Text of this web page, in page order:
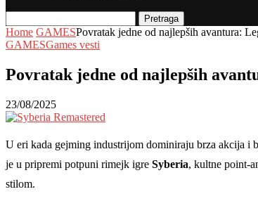
Pretraga
Home GAMESPovratak jedne od najlepših avantura:
GAMESGames vesti
Povratak jedne od najlepših
23/08/2025
U eri kada gejming industrijom dominiraju brza akcija i
je u pripremi potpuni rimejk igre Syberia, kultne point-
stilom.